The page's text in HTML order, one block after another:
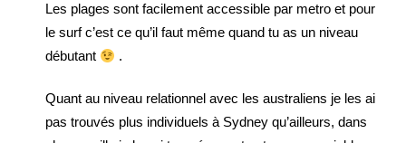
Les plages sont facilement accessible par metro et pour
le surf c’est ce qu’il faut même quand tu as un niveau
débutant
.
Quant au niveau relationnel avec les australiens je les ai
pas trouvés plus individuels à Sydney qu’ailleurs, dans